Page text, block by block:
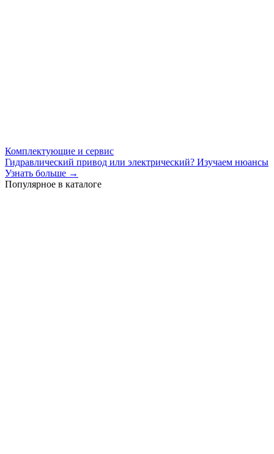
Комплектующие и сервис
Гидравлический привод или электрический? Изучаем нюансы
Узнать больше →
Популярное в каталоге